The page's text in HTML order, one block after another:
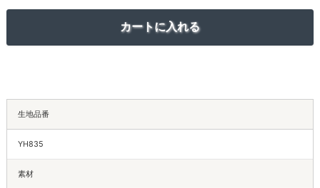
生地品番
YH835
素材